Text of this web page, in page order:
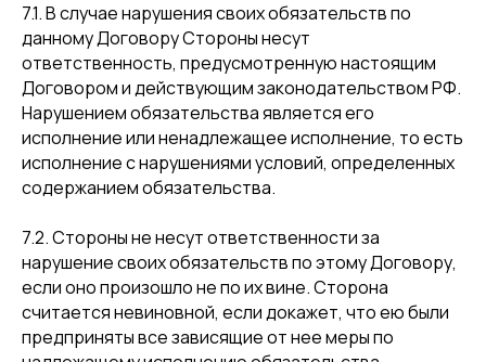
7.1. В случае нарушения своих обязательств по
данному Договору Стороны несут
ответственность, предусмотренную настоящим
Договором и действующим законодательством РФ.
Нарушением обязательства является его
исполнение или ненадлежащее исполнение, то есть
исполнение с нарушениями условий, определенных
содержанием обязательства.
7.2. Стороны не несут ответственности за
нарушение своих обязательств по этому Договору,
если оно произошло не по их вине. Сторона
считается невиновной, если докажет, что ею были
предприняты все зависящие от нее меры по